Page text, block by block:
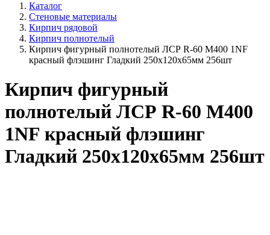
Каталог
Стеновые материалы
Кирпич рядовой
Кирпич полнотелый
Кирпич фигурный полнотелый ЛСР R-60 М400 1NF
красный флэшинг Гладкий 250х120х65мм 256шт
Кирпич фигурный
полнотелый ЛСР R-60 М400
1NF красный флэшинг
Гладкий 250х120х65мм 256шт